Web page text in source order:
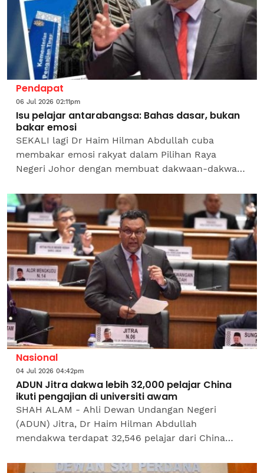
Pendapat
06 Jul 2026 02:11pm
Isu pelajar antarabangsa: Bahas dasar, bukan
bakar emosi
SEKALI lagi Dr Haim Hilman Abdullah cuba
membakar emosi rakyat dalam Pilihan Raya
Negeri Johor dengan membuat dakwaan-dakwaan
Tinggi (KPT) menyembunyikan...
Nasional
04 Jul 2026 04:42pm
ADUN Jitra dakwa lebih 32,000 pelajar China
ikuti pengajian di universiti awam
SHAH ALAM - Ahli Dewan Undangan Negeri
(ADUN) Jitra, Dr Haim Hilman Abdullah
mendakwa terdapat 32,546 pelajar dari China
tinggi awam (IPTA) di negara...